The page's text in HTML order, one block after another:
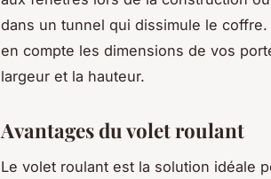
dans un tunnel qui dissimule le
en compte les dimensions de vos
largeur et la hauteur.
Avantages du volet roulant
Le volet roulant est la solution idéale